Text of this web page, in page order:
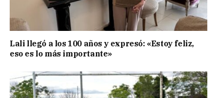
Lali llegó a los 100 años y expresó: «Estoy feliz,
eso es lo más importante»